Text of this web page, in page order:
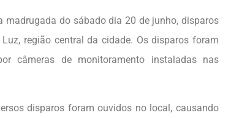
do sábado dia 20 de junho, disparos
região central da cidade. Os disparos foram
câmeras de monitoramento instaladas nas
disparos foram ouvidos no local, causando